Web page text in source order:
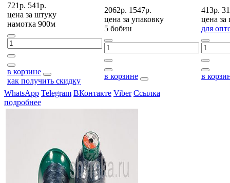
721р. 541р.
цена за штуку
намотка 900м
в корзине
как получить скидку
2062р. 1547р.
цена за упаковку
5 бобин
в корзине
413р.
цена за
для
в
WhatsApp Telegram ВКонтакте Viber Ссылка
подробнее